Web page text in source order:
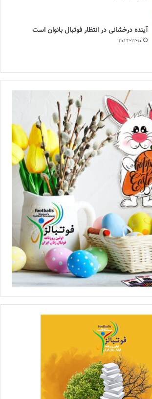
آینده درخشانی در انتظار فوتبال بانوان است
2022-12-10